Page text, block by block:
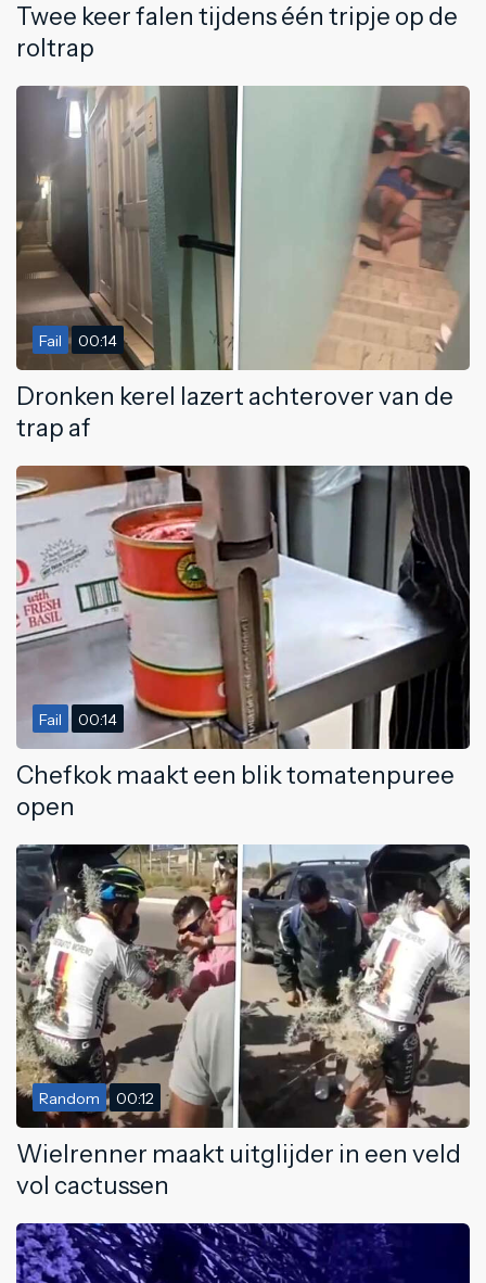
Twee keer falen tijdens één tripje op de
roltrap
Fail 00:14
Dronken kerel lazert achterover van de
trap af
Fail 00:14
Chefkok maakt een blik tomatenpuree
open
Random 00:12
Wielrenner maakt uitglijder in een veld
vol cactussen